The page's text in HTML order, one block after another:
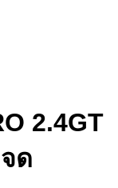
2.4GT
ด